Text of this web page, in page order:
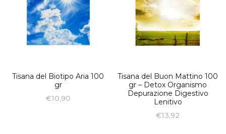
Tisana del Biotipo Aria 100
gr
€10,90
Tisana del Buon Mattino 100
gr – Detox Organismo
Depurazione Digestivo
Lenitivo
€13,92